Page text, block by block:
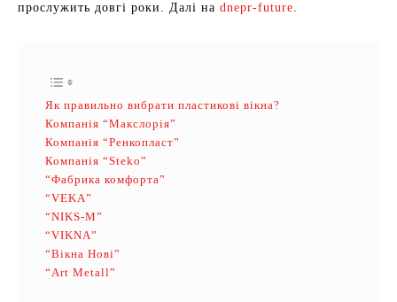
прослужить довгі роки. Далі на dnepr-future.
Як правильно вибрати пластикові вікна?
Компанія “Макслорія”
Компанія “Ренкопласт”
Компанія “Steko”
“Фабрика комфорта”
“VEKA”
“NIKS-M”
“VIKNA”
“Вікна Нові”
“Art Metall”